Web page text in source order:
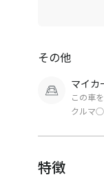
その他
マイカ
この車
クルマ
特徴